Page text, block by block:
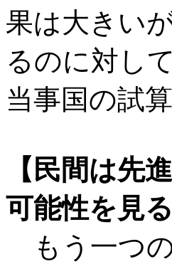
果は大きい
るのに対し
当事国の試
【民間は先
可能性を見る
もう一つ